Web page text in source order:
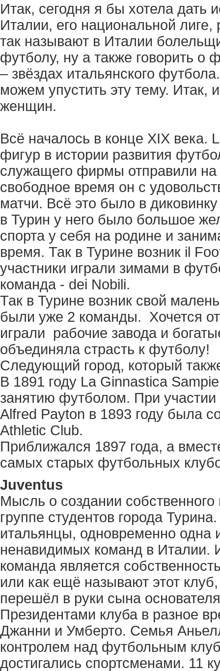
Итак, сегодня я бы хотела дать
Италии, его национальной
так называют в Италии
футболу, ну а также говорить о
– звёздах итальянского
можем упустить эту тему. Итак,
женщин.
Всё началось в конце ХIX века.
фигур в истории развития
служащего фирмы отправили на
свободное время он с
матчи. Всё это было в
в Турин у него было большое
спорта у себя на родине и
время. Так в Турине возник il
участники играли зимами в
команда - dei Nobili.
Так в Турине возник свой
были уже 2 команды. Хочется
играли рабочие завода и
объединяла страсть к футболу!
Следующий город, который
В 1891 году La Ginnastica
занятию футболом. При участии
Alfred Payton в 1893 году была
Athletic Club.
Приближался 1897 года, а
самых старых футбольных
Juventus
Мысль о создании
группе студентов города
итальянцы, одновременно
ненавидимых команд в Италии.
команда является
или как ещё называют этот
перешёл в руки сына
Президентами клуба в разное
Джанни и Умберто. Семья
контролем над футбольным
достигались спортсменами. 11